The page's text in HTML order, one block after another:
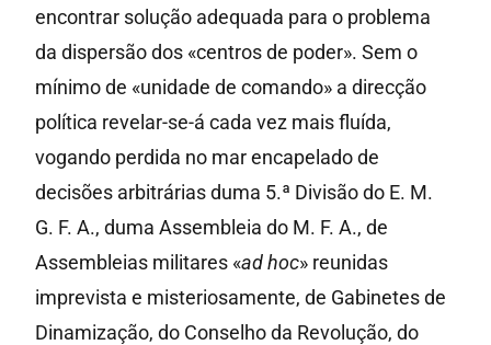
encontrar solução adequada para o problema
da dispersão dos «centros de poder». Sem o
mínimo de «unidade de comando» a direcção
política revelar-se-á cada vez mais fluída,
vogando perdida no mar encapelado de
decisões arbitrárias duma 5.ª Divisão do E. M.
G. F. A., duma Assembleia do M. F. A., de
Assembleias militares «adhoc» reunidas
imprevista e misteriosamente, de Gabinetes de
Dinamização, do Conselho da Revolução, do